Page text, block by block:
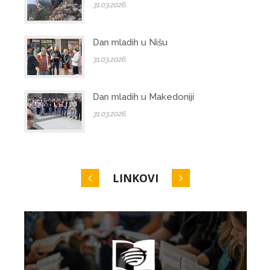
31.03.2026.
Dan mladih u Nišu
31.03.2026.
Dan mladih u Makedoniji
31.03.2026.
LINKOVI